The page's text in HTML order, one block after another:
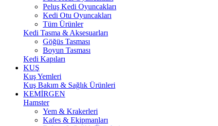
Peluş Kedi Oyuncakları
Kedi Otu Oyuncakları
Tüm Ürünler
Kedi Tasma & Aksesuarları
Göğüs Tasması
Boyun Tasması
Kedi Kapıları
KUŞ
Kuş Yemleri
Kuş Bakım & Sağlık Ürünleri
KEMİRGEN
Hamster
Yem & Krakerleri
Kafes & Ekipmanları